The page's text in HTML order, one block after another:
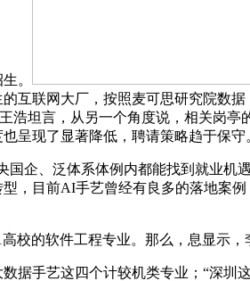
。
联网大厂，按照麦可思研究院数
浩坦言，从另一个角度说，相关岗
呈现了显著降低，聘请策略趋于保
、泛体系体例内都能找到就业机
，目前AI手艺曾经有良多的落地案
的软件工程专业。那么，息显示，
手艺这四个计较机类专业；“深圳